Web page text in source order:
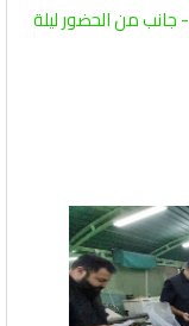
من فعاليات الحسينية في شهر رمضان 1443 - جانب من الحضور ليلة